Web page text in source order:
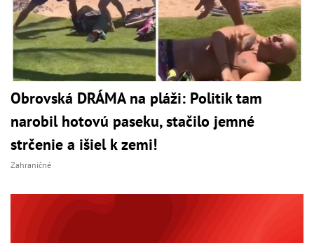
Obrovská DRÁMA na pláži: Politik tam
narobil hotovú paseku, stačilo jemné
strčenie a išiel k zemi!
Zahraničné